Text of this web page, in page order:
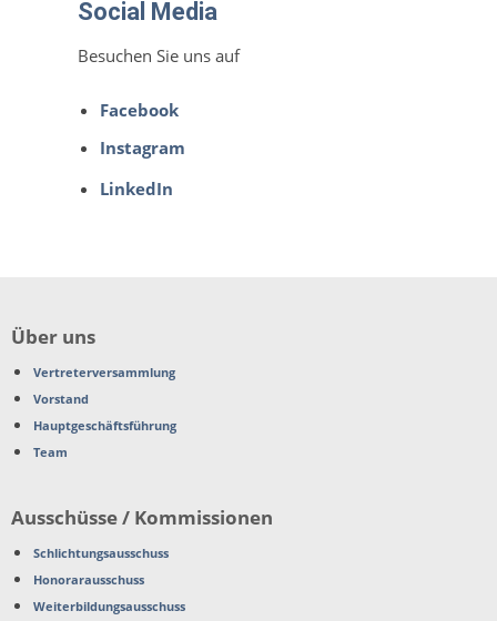
Social Media
Besuchen Sie uns auf
Facebook
Instagram
LinkedIn
Über uns
Vertreterversammlung
Vorstand
Hauptgeschäftsführung
Team
Ausschüsse / Kommissionen
Schlichtungsausschuss
Honorarausschuss
Weiterbildungsausschuss